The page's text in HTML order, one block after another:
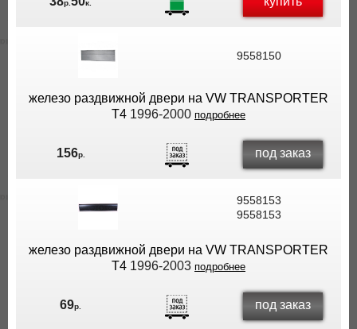
р. к.
9558150
железо раздвижной двери на VW TRANSPORTER
T4 1996-2000 подробнее
156р. под заказ
9558153
9558153
железо раздвижной двери на VW TRANSPORTER
T4 1996-2003 подробнее
69р. под заказ